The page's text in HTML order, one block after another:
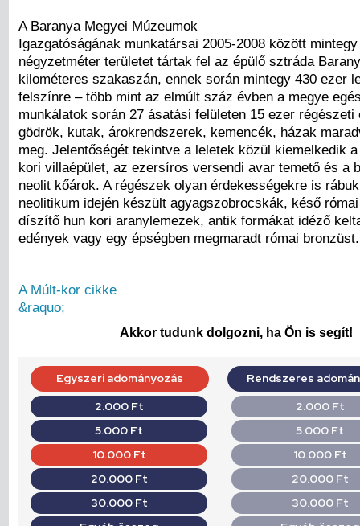
A Baranya Megyei Múzeumok
Igazgatóságának munkatársai 2005-2008 között
négyzetméter területet tártak fel az épülő sztráda
kilométeres szakaszán, ennek során mintegy 430 ezer
felszínre – több mint az elmúlt száz évben a megye
munkálatok során 27 ásatási felületen 15 ezer régészeti
gödrök, kutak, árokrendszerek, kemencék, házak
meg. Jelentőségét tekintve a leletek közül kiemelkedik
kori villaépület, az ezersíros versendi avar temető és a
neolit kőárok. A régészek olyan érdekességekre is
neolitikum idején készült agyagszobrocskák, késő
díszítő hun kori aranylemezek, antik formákat idéző
edények vagy egy épségben megmaradt római bronzüst.
A Múlt-kor cikke
&raquo;
Akkor tudunk dolgozni, ha Ön is segít!